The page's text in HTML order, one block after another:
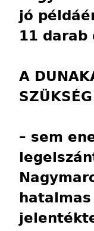
jó
11 darab
A
– sem